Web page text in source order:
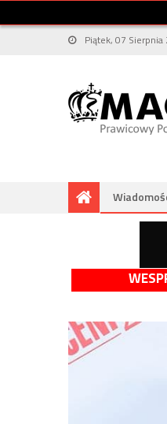
Piątek, 07 Sierpnia